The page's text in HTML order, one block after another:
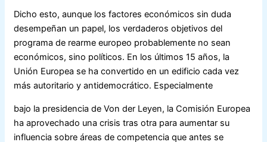
Dicho esto, aunque los factores económicos sin duda
desempeñan un papel, los verdaderos objetivos del
programa de rearme europeo probablemente no sean
económicos, sino políticos. En los últimos 15 años, la
Unión Europea se ha convertido en un edificio cada vez
más autoritario y antidemocrático. Especialmente
bajo la presidencia de Von der Leyen, la Comisión Europea
ha aprovechado una crisis tras otra para aumentar su
influencia sobre áreas de competencia que antes se